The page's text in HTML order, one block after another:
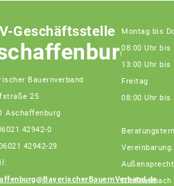
Geschäftsstelle
Bauernverband
25
Aschaffenburg
42942-0
42942-29
Montag bis
08:00 Uhr bis
13:00 Uhr bis
Freitag
08:00 Uhr bis
Vereinbarung.